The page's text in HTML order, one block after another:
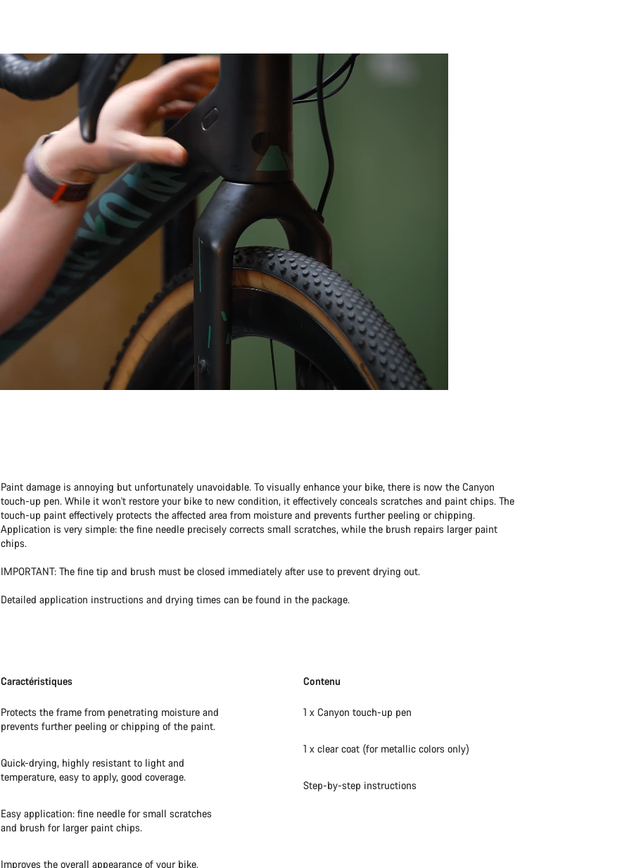
Paint damage is annoying but unfortunately unavoidable. To visually enhance your bike, there is now the Canyon
touch-up pen. While it won't restore your bike to new condition, it effectively conceals scratches and paint chips. The
touch-up paint effectively protects the affected area from moisture and prevents further peeling or chipping.
Application is very simple: the fine needle precisely corrects small scratches, while the brush repairs larger paint
chips.
IMPORTANT: The fine tip and brush must be closed immediately after use to prevent drying out.
Detailed application instructions and drying times can be found in the package.
Caractéristiques
Protects the frame from penetrating moisture and
prevents further peeling or chipping of the paint.
Quick-drying, highly resistant to light and
temperature, easy to apply, good coverage.
Easy application: fine needle for small scratches
and brush for larger paint chips.
Improves the overall appearance of your bike.
Contenu
1 x Canyon touch-up pen
1 x clear coat (for metallic colors only)
Step-by-step instructions